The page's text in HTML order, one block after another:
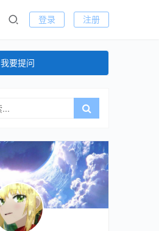
登录 注册
我要提问